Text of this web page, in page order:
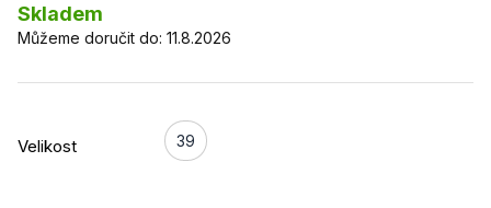
Skladem
Velikost 39
Můžeme doručit do: 11.8.2026